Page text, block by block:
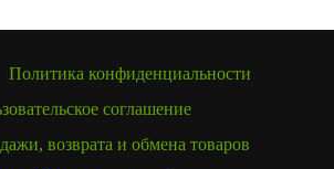
Политика конфиденциальности
соглашение
возврата и обмена товаров